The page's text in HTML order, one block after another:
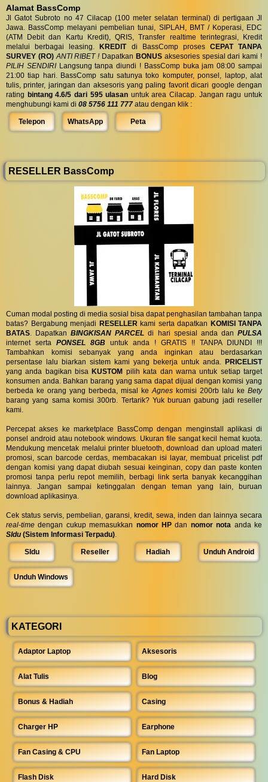
Alamat BassComp
Jl Gatot Subroto no 47 Cilacap (100 meter selatan terminal) di pertigaan Jl
Jawa. BassComp melayani pembelian tunai, SIPLAH, BMT / Koperasi, EDC
(ATM Debit dan Kartu Kredit), QRIS, Transfer realtime terintegrasi, Kredit
melalui berbagai leasing.
KREDITdi BassComp proses CEPAT TANPA
SURVEY (RO) ANTI RIBET !Dapatkan BONUSaksesories spesial dari kami !
PILIH SENDIRILangsung tanpa diundi ! BassComp buka jam 08:00 sampai
21:00 tiap hari. BassComp satu satunya toko komputer, ponsel, laptop, alat
tulis, printer, jaringan dan aksesoris yang paling favorit dicari google dengan
rating bintang 4.6/5 dari 595 ulasan untuk area Cilacap. Jangan ragu untuk
menghubungi kami di 08 5756 111 777 atau dengan klik :
Telepon WhatsApp Peta
RESELLER BassComp
Cuman modal posting di media sosial bisa dapat penghasilan tambahan tanpa
batas? Bergabung menjadi RESELLERkami serta dapatkan KOMISI TANPA
BATAS. DapatkanBINGKISAN PARCEL di hari spesial anda danPULSA
internet serta PONSEL 8GB untuk anda ! GRATIS !! TANPA DIUNDI !!!
Tambahkan komisi sebanyak yang anda inginkan atau berdasarkan
persentase lalu biarkan sistem kami yang bekerja untuk anda. PRICELIST
yang anda bagikan bisa KUSTOM pilih kata dan warna untuk setiap target
konsumen anda. Bahkan barang yang sama dapat dijual dengan komisi yang
berbeda ke orang yang berbeda, misal keAgnes komisi 200rb lalu ke Bety
barang yang sama komisi 300rb. Tertarik? Yuk buruan gabung jadi reseller
kami.
Percepat akses ke marketplace BassComp dengan menginstall aplikasi di
ponsel android atau notebook windows. Ukuran file sangat kecil hemat kuota.
Mendukung mencetak melalui printer bluetooth, download dan upload materi
promosi, scan barcode cerdas, membacakan isi layar, membuat pricelist pdf
dengan komisi yang dapat diubah sesuai keinginan, copy dan paste konten
promosi tanpa perlu repot memilih, berbagi link serta banyak kecanggihan
lainnya. Jangan sampai ketinggalan dengan teman yang lain, buruan
download aplikasinya.
Cek status servis, pembelian, garansi, kredit, sewa, inden dan lainnya secara
real-time dengan cukup memasukkan nomor HP dan nomor nota anda ke
SIdu (Sistem Informasi Terpadu).
SIdu Reseller Hadiah Unduh Android
Unduh Windows
KATEGORI
Adaptor Laptop Aksesoris
Alat Tulis Blog
Bonus & Hadiah Casing
Charger HP Earphone
Fan Casing & CPU Fan Laptop
Flash Disk Hard Disk